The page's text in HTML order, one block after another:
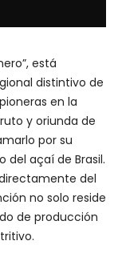
está
distintivo de
en la
y oriunda de
por su
del açaí de Brasil.
del
no solo reside
de producción